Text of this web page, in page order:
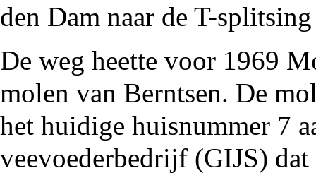
den Dam naar de T-
De weg heette voor 1969
molen van Berntsen. De
het huidige huisnummer 7
veevoederbedrijf (GIJS)